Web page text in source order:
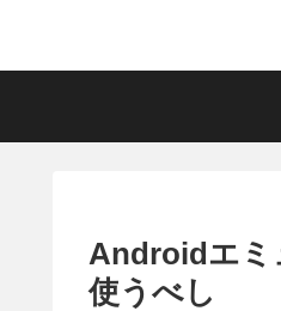
Androidエミ
使うべし